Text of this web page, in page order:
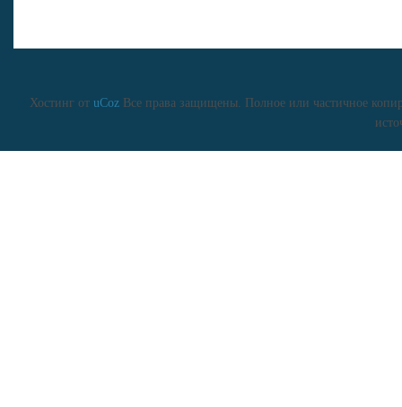
Хостинг от uCozВсе права защищены. Полное или частичное